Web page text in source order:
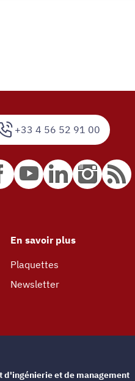
+33 4 56 52 91 00
En savoir plus
Plaquettes
Newsletter
d'ingénierie et de management